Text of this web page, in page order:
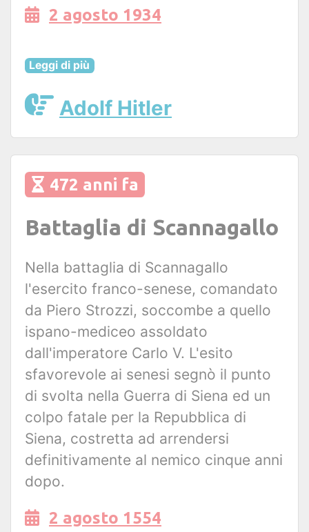
2 agosto 1934
Leggi di più
Adolf Hitler
472 anni fa
Battaglia di Scannagallo
Nella battaglia di Scannagallo
l'esercito franco-senese, comandato
da Piero Strozzi, soccombe a quello
ispano-mediceo assoldato
dall'imperatore Carlo V. L'esito
sfavorevole ai senesi segnò il punto
di svolta nella Guerra di Siena ed un
colpo fatale per la Repubblica di
Siena, costretta ad arrendersi
definitivamente al nemico cinque anni
dopo.
2 agosto 1554